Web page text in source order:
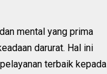
mental yang prima
darurat. Hal ini
terbaik kepada